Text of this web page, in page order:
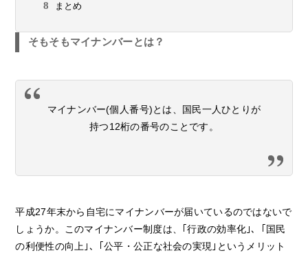
まとめ
そもそもマイナンバーとは？
マイナンバー(個人番号)とは、国民一人ひとりが
持つ12桁の番号のことです。
平成27年末から自宅にマイナンバーが届いているのではないで
しょうか。このマイナンバー制度は、｢行政の効率化｣、｢国民
の利便性の向上｣、｢公平・公正な社会の実現｣というメリット